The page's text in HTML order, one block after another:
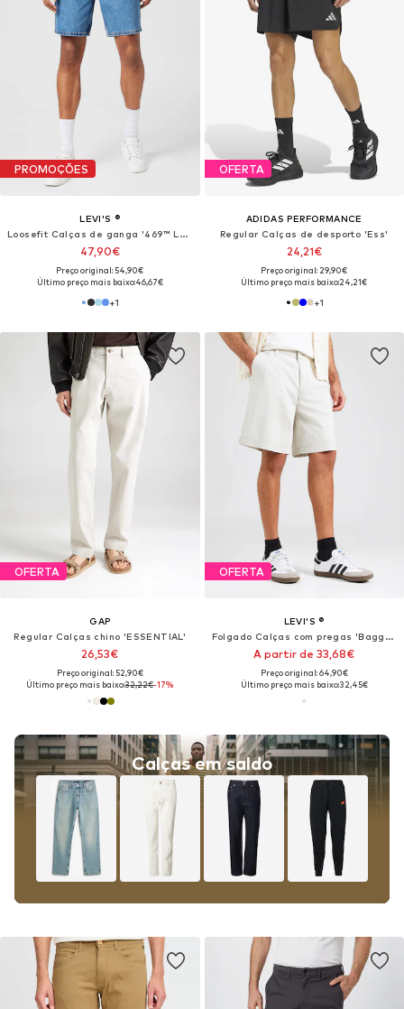
PROMOÇÕES
LEVI'S ®
Loosefit Calças de ganga '469™ Loose Shorts'
47,90€
Preço original: 54,90€
Último preço mais baixo:46,67€
+1
OFERTA
ADIDAS PERFORMANCE
Regular Calças de desporto 'Ess'
24,21€
Preço original: 29,90€
Último preço mais baixo:24,21€
+1
OFERTA
GAP
Regular Calças chino 'ESSENTIAL'
26,53€
Preço original: 52,90€
Último preço mais baixo:32,22€-17%
OFERTA
LEVI'S ®
Folgado Calças com pregas 'Baggy Pleated Shorts'
A partir de 33,68€
Preço original: 64,90€
Último preço mais baixo:32,45€
Calças em saldo